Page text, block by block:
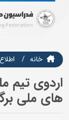
خانه
اردوی تیم
های ملی